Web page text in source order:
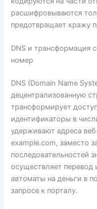
расшифровываются
предотвращает кражу
DNS и трансформация
номер
DNS (Domain Name
децентрализованную
трансформирует
идентификаторы в
удерживают адреса
example.com, заместо
последовательностей
осуществляет перевод
автоматы на деньги в
запросе к порталу.